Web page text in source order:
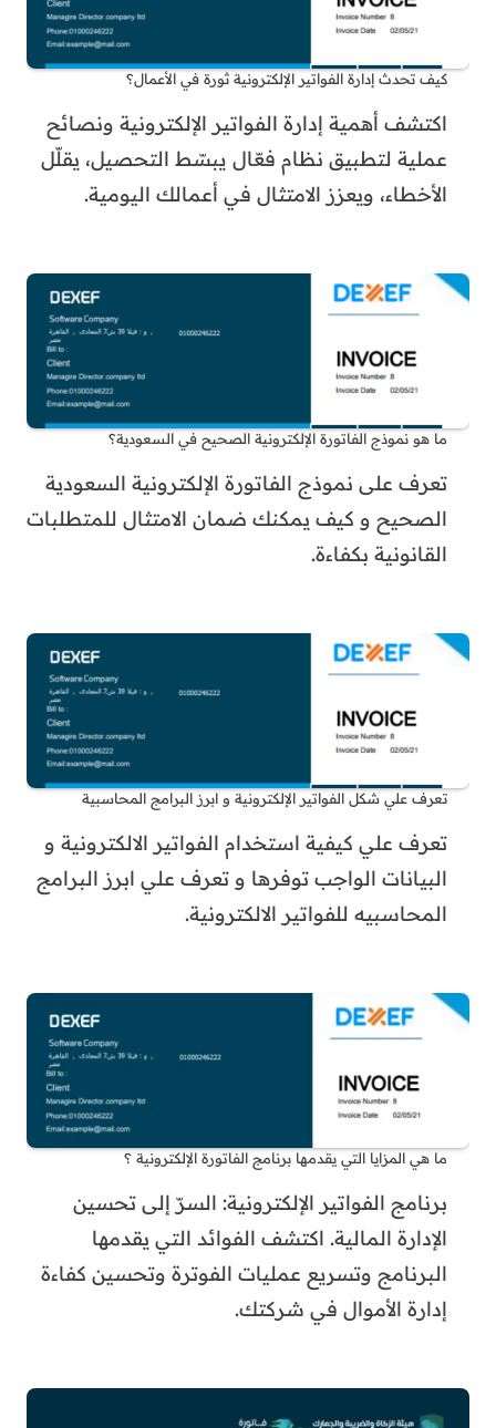
كيف تحدث إدارة الفواتير الإلكترونية ثورة في الأعمال؟
اكتشف أهمية إدارة الفواتير الإلكترونية ونصائح
عملية لتطبيق نظام فعّال يبسّط التحصيل، يقلّل
الأخطاء، ويعزز الامتثال في أعمالك اليومية.
ما هو نموذج الفاتورة الإلكترونية الصحيح في السعودية؟
تعرف على نموذج الفاتورة الإلكترونية السعودية
الصحيح و كيف يمكنك ضمان الامتثال للمتطلبات
القانونية بكفاءة.
تعرف علي شكل الفواتير الإلكترونية و ابرز البرامج المحاسبية
تعرف علي كيفية استخدام الفواتير الالكترونية و
البيانات الواجب توفرها و تعرف علي ابرز البرامج
المحاسبيه للفواتير الالكترونية.
ما هي المزايا التي يقدمها برنامج الفاتورة الإلكترونية ؟
برنامج الفواتير الإلكترونية: السرّ إلى تحسين
الإدارة المالية. اكتشف الفوائد التي يقدمها
البرنامج وتسريع عمليات الفوترة وتحسين كفاءة
إدارة الأموال في شركتك.